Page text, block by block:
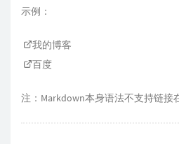
示例：
我的博客
百度
注：Markdown本身语法不支持链接